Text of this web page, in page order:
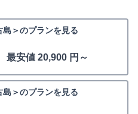
＞のプランを見る
最安値 20,900 円～
＞のプランを見る